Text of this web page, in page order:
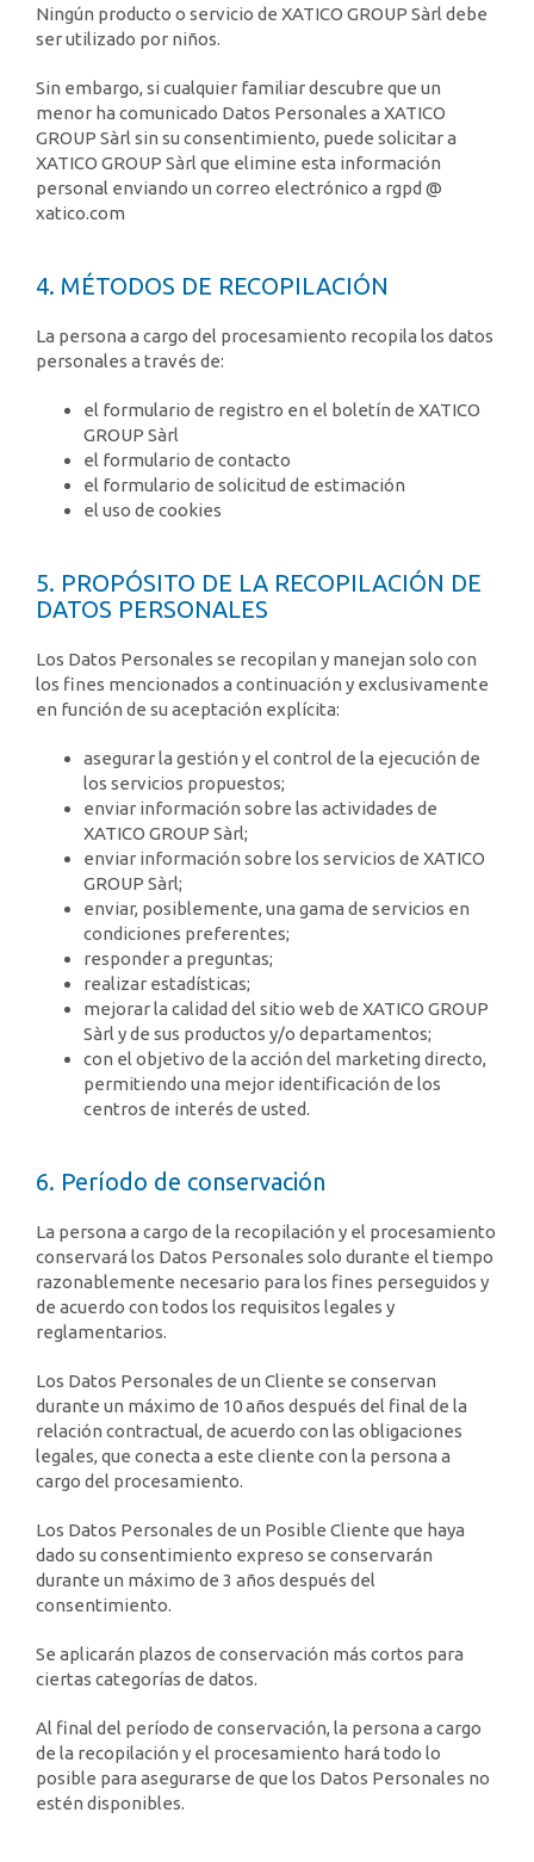
Ningún producto o servicio de XATICO GROUP Sàrl debe
ser utilizado por niños.
Sin embargo, si cualquier familiar descubre que un
menor ha comunicado Datos Personales a XATICO
GROUP Sàrl sin su consentimiento, puede solicitar a
XATICO GROUP Sàrl que elimine esta información
personal enviando un correo electrónico a rgpd @
xatico.com
4. MÉTODOS DE RECOPILACIÓN
La persona a cargo del procesamiento recopila los datos
personales a través de:
el formulario de registro en el boletín de XATICO
GROUP Sàrl
el formulario de contacto
el formulario de solicitud de estimación
el uso de cookies
5. PROPÓSITO DE LA RECOPILACIÓN DE
DATOS PERSONALES
Los Datos Personales se recopilan y manejan solo con
los fines mencionados a continuación y exclusivamente
en función de su aceptación explícita:
asegurar la gestión y el control de la ejecución de
los servicios propuestos;
enviar información sobre las actividades de
XATICO GROUP Sàrl;
enviar información sobre los servicios de XATICO
GROUP Sàrl;
enviar, posiblemente, una gama de servicios en
condiciones preferentes;
responder a preguntas;
realizar estadísticas;
mejorar la calidad del sitio web de XATICO GROUP
Sàrl y de sus productos y/o departamentos;
con el objetivo de la acción del marketing directo,
permitiendo una mejor identificación de los
centros de interés de usted.
6. Período de conservación
La persona a cargo de la recopilación y el procesamiento
conservará los Datos Personales solo durante el tiempo
razonablemente necesario para los fines perseguidos y
de acuerdo con todos los requisitos legales y
reglamentarios.
Los Datos Personales de un Cliente se conservan
durante un máximo de 10 años después del final de la
relación contractual, de acuerdo con las obligaciones
legales, que conecta a este cliente con la persona a
cargo del procesamiento.
Los Datos Personales de un Posible Cliente que haya
dado su consentimiento expreso se conservarán
durante un máximo de 3 años después del
consentimiento.
Se aplicarán plazos de conservación más cortos para
ciertas categorías de datos.
Al final del período de conservación, la persona a cargo
de la recopilación y el procesamiento hará todo lo
posible para asegurarse de que los Datos Personales no
estén disponibles.